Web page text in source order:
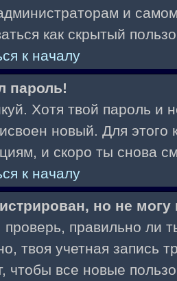
и
как скрытый
к началу
пароль!
Хотя твой пароль и
новый. Для этого
и скоро ты снова
к началу
но не могу
проверь, правильно ли
твоя учетная запись
чтобы все новые